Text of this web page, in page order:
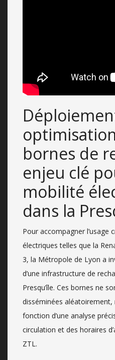
bornes de
enjeu clé
mobilité
dans la
Pour accompagner l’usage
électriques telles que la
3, la Métropole de Lyon a
d’une infrastructure de
Presqu’île. Ces bornes ne
disséminées
fonction d’une analyse
circulation et des horaires
ZTL.